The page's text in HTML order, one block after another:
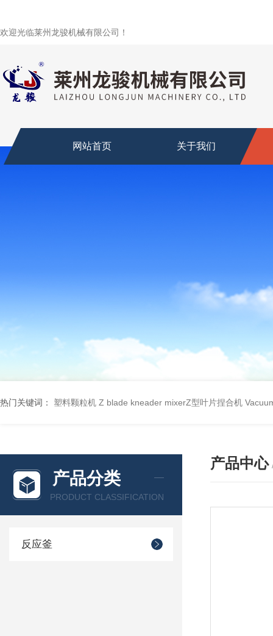
欢迎光临莱州龙骏机械有限公司！
网站首页 关于我们
热门关键词： 塑料颗粒机 Z blade kneader mixerZ型叶片捏合机
产品分类
PRODUCT CLASSIFICATION
反应釜
产品中心